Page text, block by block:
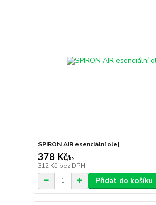
SPIRON AIR esenciální olej
378 Kč/ks
312 Kč bez DPH
Přidat do košíku